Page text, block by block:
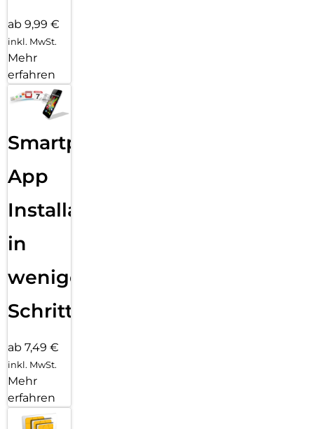
ab 9,99 €
inkl. MwSt.
Mehr
erfahren
Smartphone
App
Installation
in
wenigen
Schritten
ab 7,49 €
inkl. MwSt.
Mehr
erfahren